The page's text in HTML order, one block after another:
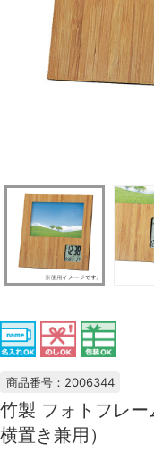
商品番号：2006344
竹製 フォトフレ
横置き兼用）